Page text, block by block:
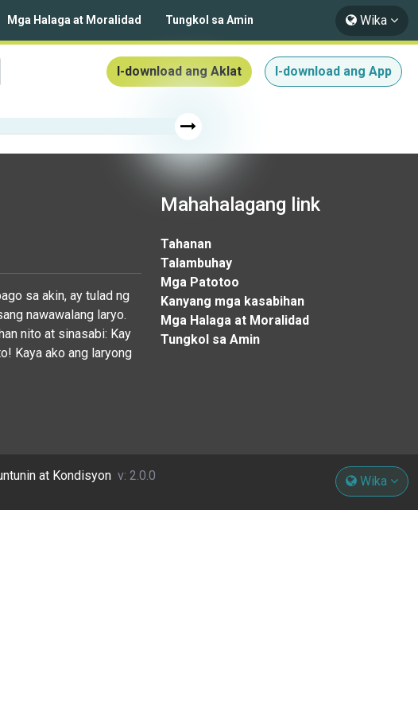
Mga Halaga at Moralidad Tungkol sa Amin Wika
I-download ang Aklat I-download ang App
sa akin, ay tulad ng
nawawalang laryo.
nito at sinasabi: Kay
Kaya ako ang laryong
Mahahalagang link
Tahanan
Talambuhay
Mga Patotoo
Kanyang mga kasabihan
Mga Halaga at Moralidad
Tungkol sa Amin
at Kondisyon v: 2.0.0 Wika